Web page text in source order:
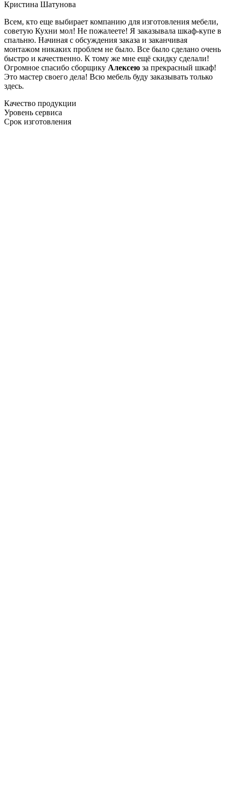
Кристина Шатунова
Всем, кто еще выбирает компанию для изготовления мебели,
советую Кухни мол! Не пожалеете! Я заказывала шкаф-купе в
спальню. Начиная с обсуждения заказа и заканчивая
монтажом никаких проблем не было. Все было сделано очень
быстро и качественно. К тому же мне ещё скидку сделали!
Огромное спасибо сборщику Алексею за прекрасный шкаф!
Это мастер своего дела! Всю мебель буду заказывать только
здесь.
Качество продукции
Уровень сервиса
Срок изготовления